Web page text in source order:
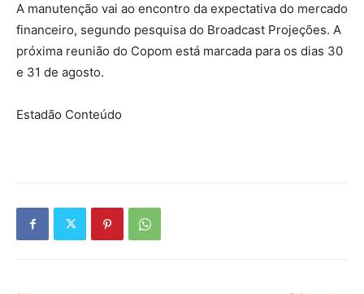
A manutenção vai ao encontro da expectativa do mercado
financeiro, segundo pesquisa do Broadcast Projeções. A
próxima reunião do Copom está marcada para os dias 30
e 31 de agosto.
Estadão Conteúdo